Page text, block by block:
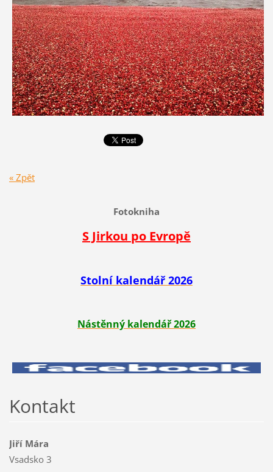
« Zpět
Fotokniha
S Jirkou po Evropě
Stolní kalendář 2026
Nástěnný kalendář 2026
Kontakt
Jiří Mára
Vsadsko 3